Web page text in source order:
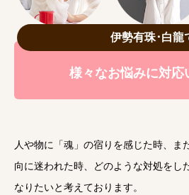
伊勢有珠･白龍
様々なお悩みに対応
人や物に「魂」の宿りを感じた時、ま
向に迷われた時、どのような対処をし
なりたいと考えております。